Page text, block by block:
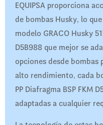
EQUIPSA proporciona
de bombas Husky, lo
modelo GRACO Husky
D5B988 que mejor se
opciones desde bombas
alto rendimiento, cada
PP Diafragma BSP FKM
adaptadas a cualquier